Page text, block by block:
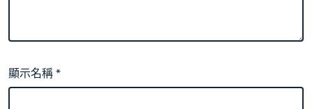
顯示名稱*